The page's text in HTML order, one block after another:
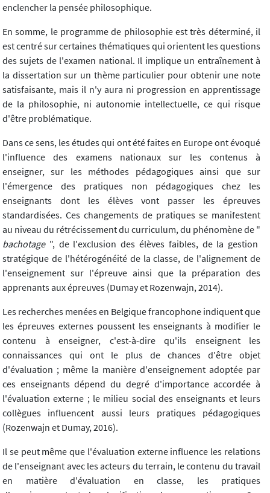
enclencher la pensée philosophique.
En somme, le programme de philosophie est très déterminé, il
est centré sur certaines thématiques qui orientent les questions
des sujets de l'examen national. Il implique un entraînement à
la dissertation sur un thème particulier pour obtenir une note
satisfaisante, mais il n'y aura ni progression en apprentissage
de la philosophie, ni autonomie intellectuelle, ce qui risque
d'être problématique.
Dans ce sens, les études qui ont été faites en Europe ont évoqué
l'influence des examens nationaux sur les contenus à
enseigner, sur les méthodes pédagogiques ainsi que sur
l'émergence des pratiques non pédagogiques chez les
enseignants dont les élèves vont passer les épreuves
standardisées. Ces changements de pratiques se manifestent
au niveau du rétrécissement du curriculum, du phénomène de "
bachotage ", de l'exclusion des élèves faibles, de la gestion
stratégique de l'hétérogénéité de la classe, de l'alignement de
l'enseignement sur l'épreuve ainsi que la préparation des
apprenants aux épreuves (Dumay et Rozenwajn, 2014).
Les recherches menées en Belgique francophone indiquent que
les épreuves externes poussent les enseignants à modifier le
contenu à enseigner, c'est-à-dire qu'ils enseignent les
connaissances qui ont le plus de chances d'être objet
d'évaluation ; même la manière d'enseignement adoptée par
ces enseignants dépend du degré d'importance accordée à
l'évaluation externe ; le milieu social des enseignants et leurs
collègues influencent aussi leurs pratiques pédagogiques
(Rozenwajn et Dumay, 2016).
Il se peut même que l'évaluation externe influence les relations
de l'enseignant avec les acteurs du terrain, le contenu du travail
en matière d'évaluation en classe, les pratiques